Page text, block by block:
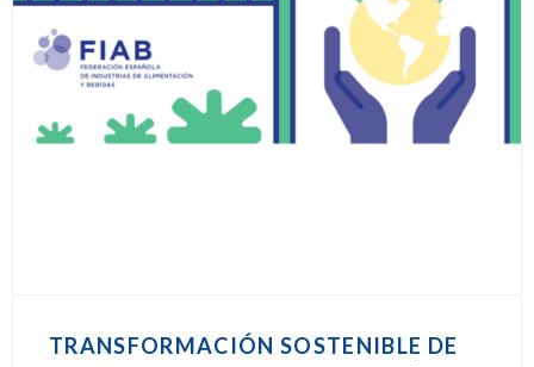
TRANSFORMACIÓN SOSTENIBLE DE